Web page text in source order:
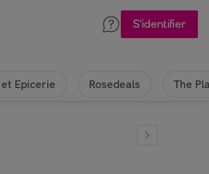
S'identifier
Epicerie Rosedeals The